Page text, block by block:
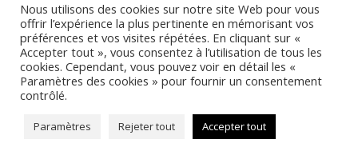
La première étape...
1 septembre 2018 CodesInter in 0
0
READ MORE
Nous utilisons des cookies sur notre site Web pour vous
offrir l’expérience la plus pertinente en mémorisant vos
préférences et vos visites répétées. En cliquant sur «
Accepter tout », vous consentez à l’utilisation de tous les
cookies. Cependant, vous pouvez voir en détail les «
Paramètres des cookies » pour fournir un consentement
contrôlé.
Paramètres Rejeter tout Accepter tout